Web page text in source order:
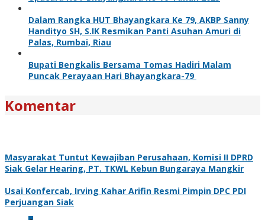
Dalam Rangka HUT Bhayangkara Ke 79, AKBP Sanny
Handityo SH, S.IK Resmikan Panti Asuhan Amuri di
Palas, Rumbai, Riau
Bupati Bengkalis Bersama Tomas Hadiri Malam
Puncak Perayaan Hari Bhayangkara-79
Komentar
Masyarakat Tuntut Kewajiban Perusahaan, Komisi II DPRD
Siak Gelar Hearing, PT. TKWL Kebun Bungaraya Mangkir
Usai Konfercab, Irving Kahar Arifin Resmi Pimpin DPC PDI
Perjuangan Siak